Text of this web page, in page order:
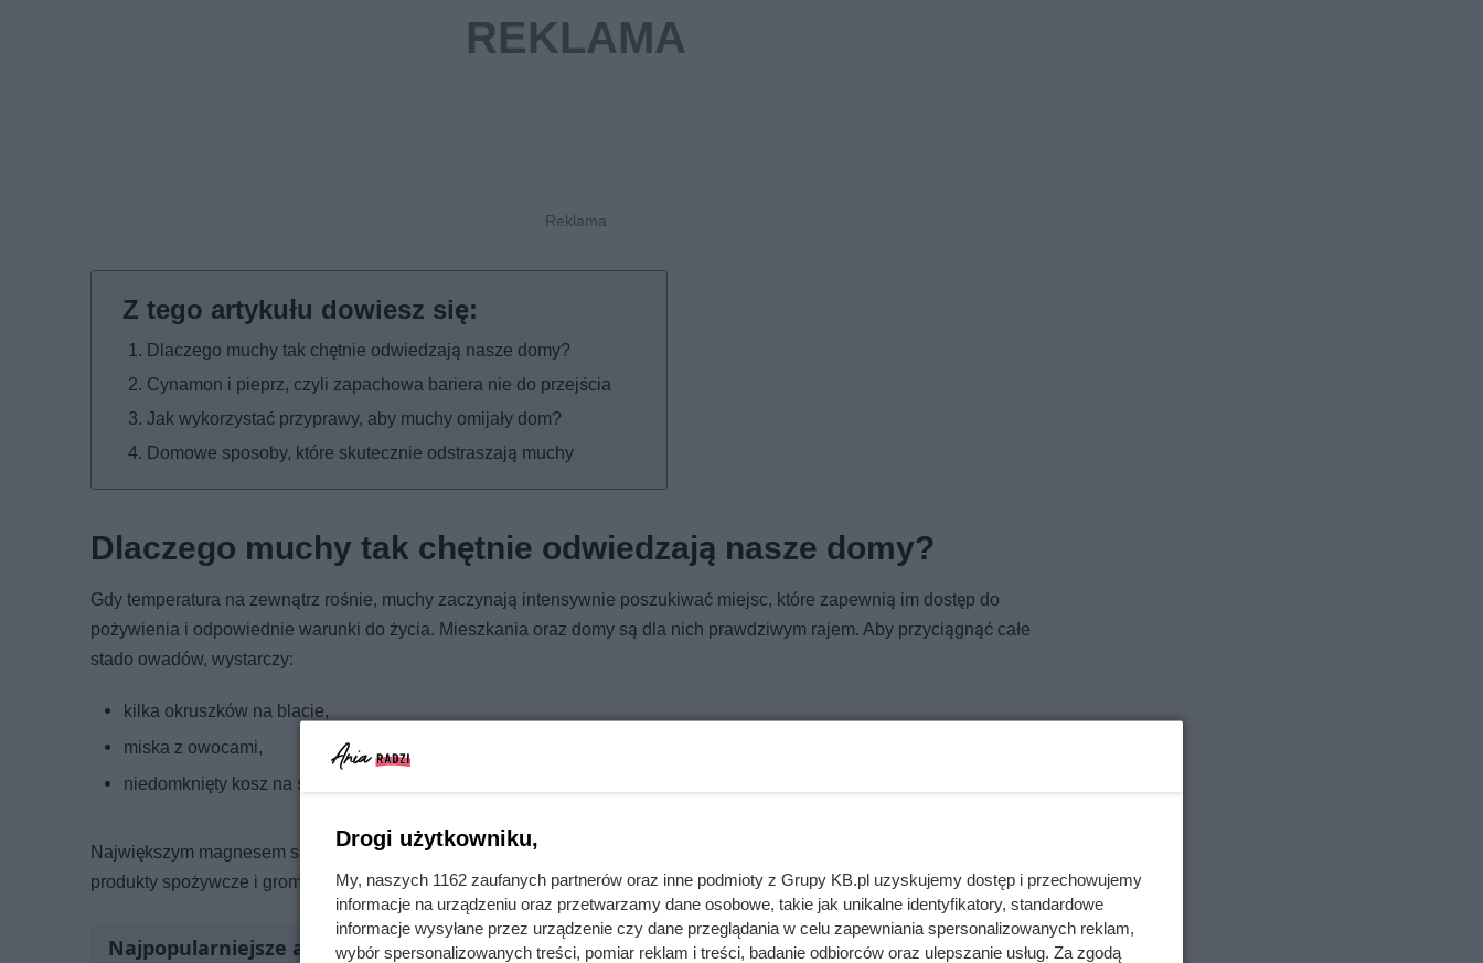
Dlaczego muchy tak chętnie odwiedzają nasze domy?
Cynamon i pieprz, czyli zapachowa bariera nie do przejścia
Jak wykorzystać przyprawy, aby muchy omijały dom?
Domowe sposoby, które skutecznie odstraszają muchy
Dlaczego muchy tak chętnie odwiedzają nasze domy?
Gdy temperatura na zewnątrz rośnie, muchy zaczynają intensywnie poszukiwać miejsc, które zapewnią im dostęp do
pożywienia i odpowiednie warunki do życia. Mieszkania oraz domy są dla nich prawdziwym rajem. Aby przyciągnąć całe
stado owadów, wystarczy:
kilka okruszków na blacie,
miska z owocami,
niedomknięty kosz na śmieci.
Największym magnesem są kuchnie. Właśnie w tych pomieszczeniach unoszą się aromaty potraw, przechowywane są
produkty spożywcze i gromadzą się resztki jedzenia. Muchy bez trudu wyczuwają takie zapachy nawet z dużej odległości.
Najpopularniejsze artykuły
Drogi użytkowniku,
My, naszych 1162 zaufanych partnerów oraz inne podmioty z Grupy KB.pl uzyskujemy dostęp i przechowujemy
informacje na urządzeniu oraz przetwarzamy dane osobowe, takie jak unikalne identyfikatory, standardowe
informacje wysyłane przez urządzenie czy dane przeglądania w celu zapewniania spersonalizowanych reklam,
wybór spersonalizowanych treści, pomiar reklam i treści, badanie odbiorców oraz ulepszanie usług. Za zgodą